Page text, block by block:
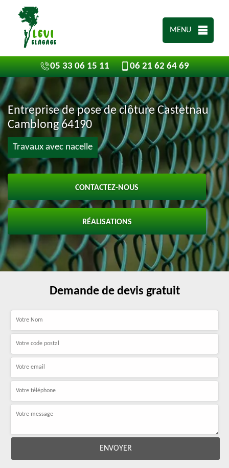
MENU
05 33 06 15 11 06 21 62 64 69
Entreprise de pose de clôture Castetnau
Camblong 64190
Travaux avec nacelle
CONTACTEZ-NOUS
RÉALISATIONS
Demande de devis gratuit